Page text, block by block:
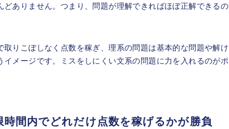
ありません。つまり、問題が理解できればほぼ正解できるの
りこぼしなく点数を稼ぎ、理系の問題は基本的な問題や解け
メージです。ミスをしにくい文系の問題に力を入れるのがポ
間内でどれだけ点数を稼げるかが勝負